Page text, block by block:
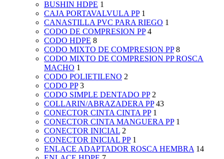
BUSHIN HDPE 1
CAJA PORTAVALVULA PP 1
CANASTILLA PVC PARA RIEGO 1
CODO DE COMPRESION PP 4
CODO HDPE 8
CODO MIXTO DE COMPRESION PP 8
CODO MIXTO DE COMPRESION PP ROSCA
MACHO 1
CODO POLIETILENO 2
CODO PP 3
CODO SIMPLE DENTADO PP 2
COLLARIN/ABRAZADERA PP 43
CONECTOR CINTA CINTA PP 1
CONECTOR CINTA MANGUERA PP 1
CONECTOR INICIAL 2
CONECTOR INICIAL PP 1
ENLACE ADAPTADOR ROSCA HEMBRA 14